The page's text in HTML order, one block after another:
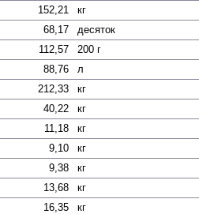
152,21
кг
68,17
десяток
112,57
200 г
88,76
л
212,33
кг
40,22
кг
11,18
кг
9,10
кг
9,38
кг
13,68
кг
16,35
кг